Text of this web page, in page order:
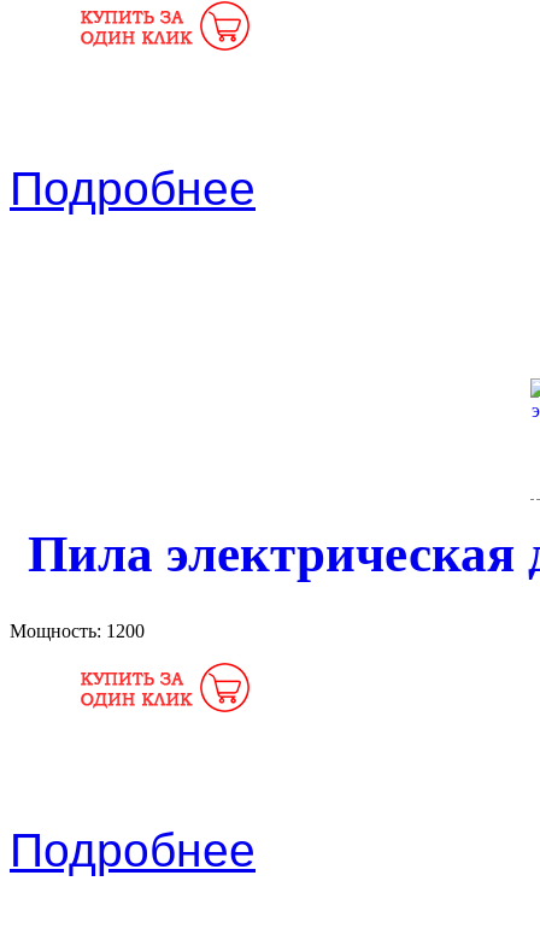
Подробнее
Пила электрическая
Мощность: 1200
Подробнее